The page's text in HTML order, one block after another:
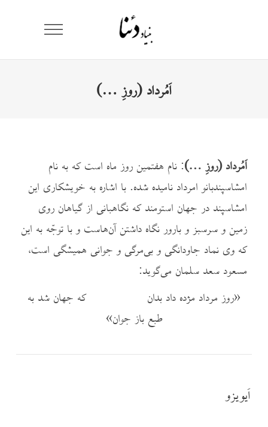
اَمُرداد (روزِ …)
اَمُرداد (روزِ …): نام هفتمین روز ماه است که به نام
امشاسپندبانو امرداد نامیده شده. با اشاره به خویشکاری این
امشاسپند در جهان استومند که نگاهبانی از گیاهان روی
زمین و سرسبز و بارور نگاه داشتن آن‌هاست و با توجّه به این
که وی نماد جاودانگی و بی‌‌‌‌‌مرگی و جوانی همیشگی است،
مسعود سعد سلمان می‌‌‌‌‌گوید:
«روز مرداد مژده داد بدان که جهان شد به
طبع باز جوان»
اَیویزو